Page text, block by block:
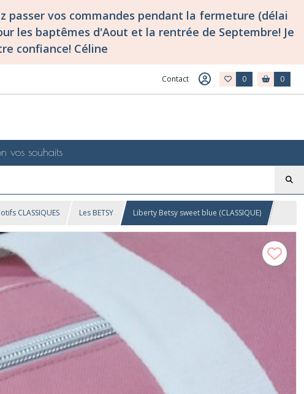
passer vos commandes pendant la fermeture (délai
les baptêmes d'Aout et la rentrée de Septembre! Je
confiance! Céline
Contact 0 0
vos souhaits
CLASSIQUES Les BETSY Liberty Betsy sweet blue (CLASSIQUE)